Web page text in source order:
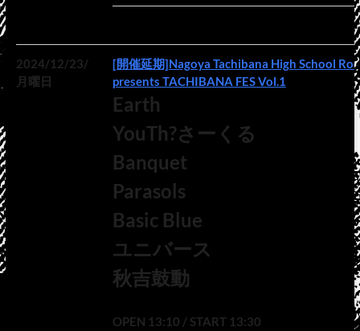
2024/12/23/
月曜日
[開催延期]Nagoya Tachibana High School
presents TACHIBANA FES Vol.1
Earth
YouTh?さーくる
Banquet
Parasols
Basic Blue
ユニバース
秋吉鼓動
OPEN 13:10 / START 13:30